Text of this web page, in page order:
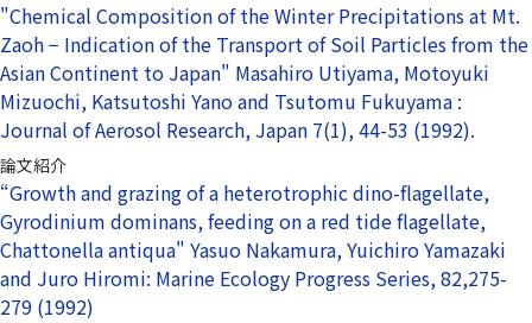
"Chemical Composition of the Winter Precipitations at Mt.
Zaoh − Indication of the Transport of Soil Particles from the
Asian Continent to Japan" Masahiro Utiyama, Motoyuki
Mizuochi, Katsutoshi Yano and Tsutomu Fukuyama :
Journal of Aerosol Research, Japan 7(1), 44-53 (1992).
論文紹介
“Growth and grazing of a heterotrophic dino-flagellate,
Gyrodinium dominans, feeding on a red tide flagellate,
Chattonella antiqua" Yasuo Nakamura, Yuichiro Yamazaki
and Juro Hiromi: Marine Ecology Progress Series, 82,275-
279 (1992)